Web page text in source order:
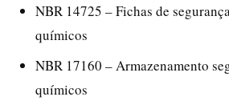
NBR 14725 – Fichas de
químicos
NBR 17160 – Armazenamento
químicos